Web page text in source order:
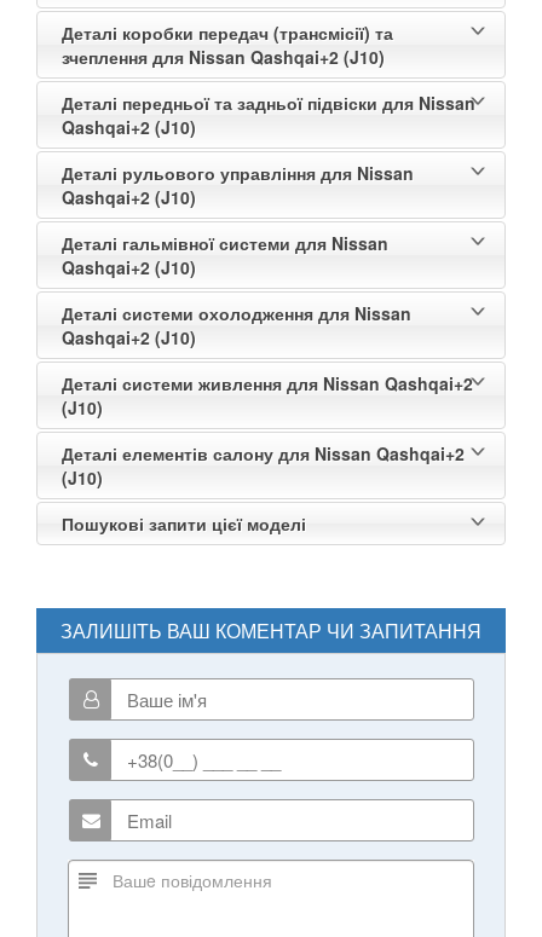
Деталі коробки передач (трансмісії) та
зчеплення для Nissan Qashqai+2 (J10)
Деталі передньої та задньої підвіски для Nissan
Qashqai+2 (J10)
Деталі рульового управління для Nissan
Qashqai+2 (J10)
Деталі гальмівної системи для Nissan
Qashqai+2 (J10)
Деталі системи охолодження для Nissan
Qashqai+2 (J10)
Деталі системи живлення для Nissan Qashqai+2
(J10)
Деталі елементів салону для Nissan Qashqai+2
(J10)
Пошукові запити цієї моделі
ЗАЛИШІТЬ ВАШ КОМЕНТАР ЧИ ЗАПИТАННЯ